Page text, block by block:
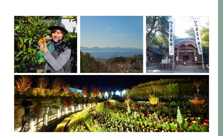
地球博公園（小梅之家）→豐田博物館→回名古屋吃美食 路
線Ｂ：→國寶犬山城 […]…